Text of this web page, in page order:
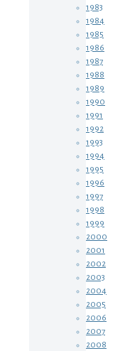
1983
1984
1985
1986
1987
1988
1989
1990
1991
1992
1993
1994
1995
1996
1997
1998
1999
2000
2001
2002
2003
2004
2005
2006
2007
2008